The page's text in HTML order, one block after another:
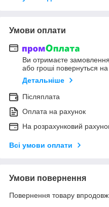
Умови оплати
Ви отримаєте замовлення
або гроші повернуться
Детальніше
Післяплата
Оплата на рахунок
На розрахунковий
Всі умови оплати
Умови повернення
Повернення товару